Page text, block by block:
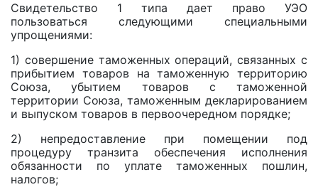
Свидетельство 1 типа дает право УЭО
пользоваться следующими специальными
упрощениями:
1) совершение таможенных операций, связанных с
прибытием товаров на таможенную территорию
Союза, убытием товаров с таможенной
территории Союза, таможенным декларированием
и выпуском товаров в первоочередном порядке;
2) непредоставление при помещении под
процедуру транзита обеспечения исполнения
обязанности по уплате таможенных пошлин,
налогов;